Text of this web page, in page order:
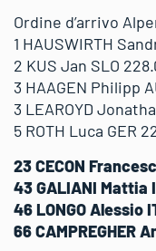
Ordine d’arrivo
1 HAUSWIRTH
2 KUS Jan SLO
3 HAAGEN Philipp
3 LEAROYD
5 ROTH Luca GER
23 CECON
43 GALIANI Mattia
46 LONGO Alessio
66 CAMPREGHER